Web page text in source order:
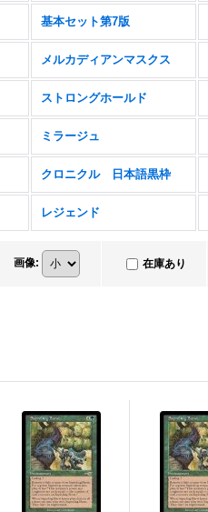
基本セット第7版
メルカディアンマスクス
ストロングホールド
ミラージュ
クロニクル 日本語黒枠
レジェンド
画像: 在庫あり